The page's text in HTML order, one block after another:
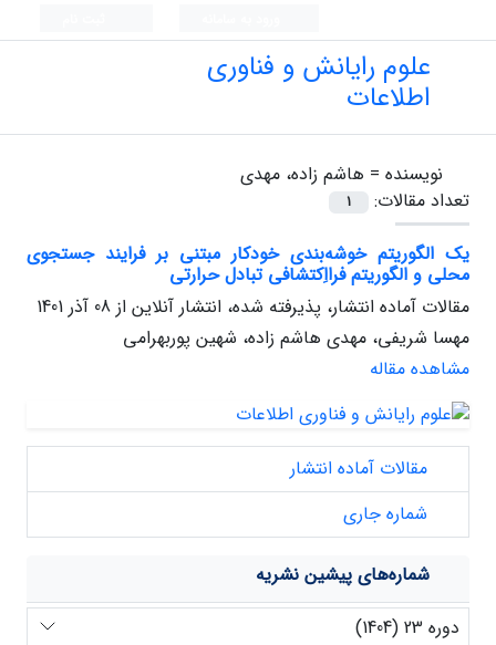
علوم رایانش و فناوری
اطلاعات
نویسنده = هاشم زاده، مهدی
تعداد مقالات:
1
یک الگوریتم خوشه‌بندی خودکار مبتنی بر فرایند جستجوی
محلی و الگوریتم فرااِکتشافی تبادل حرارتی
مقالات آماده انتشار، پذیرفته شده، انتشار آنلاین از 08 آذر 1401
مهسا شریفی، مهدی هاشم زاده، شهین پوربهرامی
مشاهده مقاله
مقالات آماده انتشار
شماره جاری
شماره‌های پیشین نشریه
دوره 23 (1404)